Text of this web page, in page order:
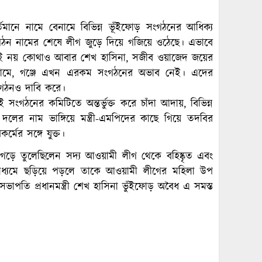
নামে বেনামে বিভিন্ন ভূঁইফোড় সংগঠনের আধিক্য
নামের শেষে লীগ জুড়ে দিয়ে গজিয়ে ওঠেছে। এভাবে
কোথাও আবার শেখ হাসিনা, সজীব ওয়াজেদ জয়ের
গঞ্জে এখন এরকম সংগঠনের অভাব নেই। এদের
দাবি করে।
কমিটিতে অন্তর্ভুক্ত করে চাঁদা আদায়, বিভিন্ন
নাম ভাঙ্গিয়ে মন্ত্রী-এমপিদের কাছে গিয়ে তদবির
সঙ্গে যুক্ত।
তুলেছিলেন সদ্য আওয়ামী লীগ থেকে বহিষ্কৃত এবং
ছড়িয়ে পড়লে তাকে আওয়ামী লীগের মহিলা উপ
প্রধানমন্ত্রী শেখ হাসিনা ভুঁইফোড় অবৈধ এ সমস্ত